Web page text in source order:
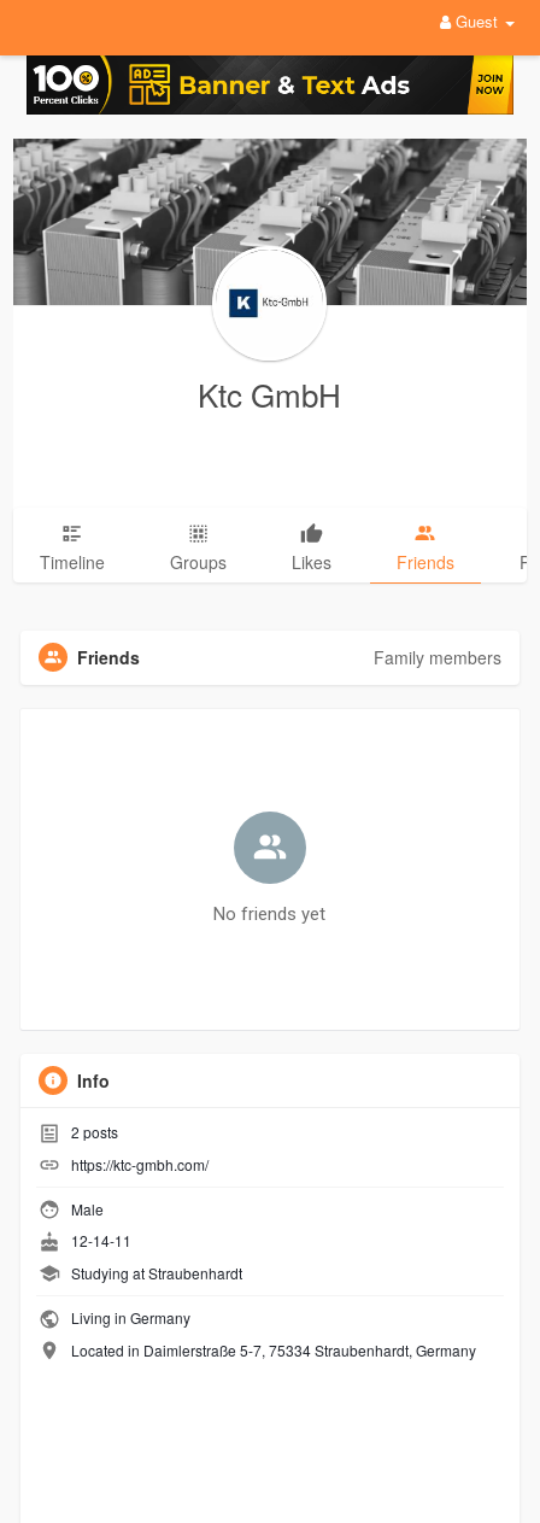
Guest
Ktc GmbH
Timeline Groups Likes Friends
Friends Family members
No friends yet
Info
2 posts
https://ktc-gmbh.com/
Male
12-14-11
Studying at Straubenhardt
Living in Germany
Located in Daimlerstraße 5-7, 75334 Straubenhardt, Germany